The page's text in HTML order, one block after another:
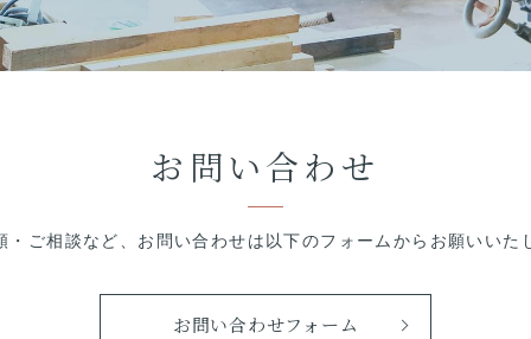
お問い合わせ
・ご相談など、 お問い合わせは以下のフォームから お願いいた
お問い合わせフォーム